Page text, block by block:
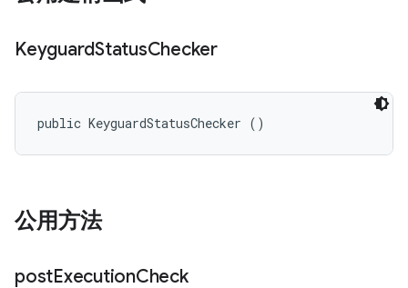
KeyguardStatusChecker
public KeyguardStatusChecker ()
公用方法
postExecutionCheck